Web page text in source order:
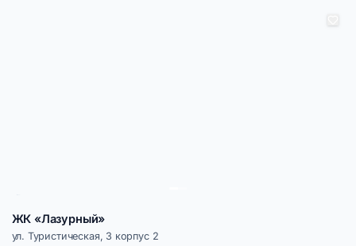
ЖК «Лазурный»
ул. Туристическая, 3 корпус 2